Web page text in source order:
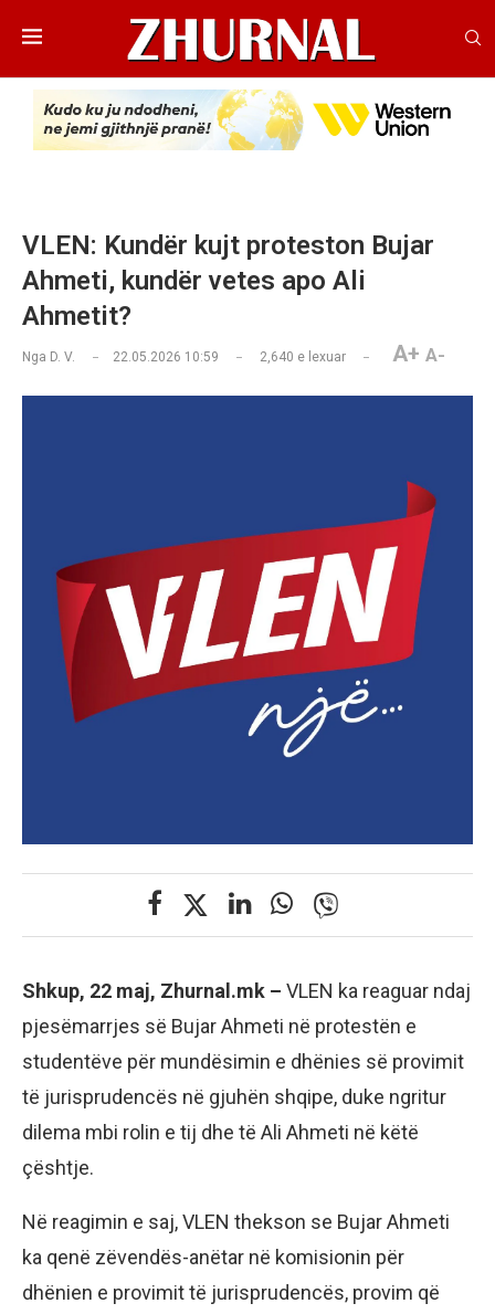
VLEN: Kundër kujt proteston Bujar
Ahmeti, kundër vetes apo Ali
Ahmetit?
Nga D. V. 22.05.2026 10:59 2,640 e lexuar A+ A-
Shkup, 22 maj, Zhurnal.mk – VLEN ka reaguar ndaj
pjesëmarrjes së Bujar Ahmeti në protestën e
studentëve për mundësimin e dhënies së provimit
të jurisprudencës në gjuhën shqipe, duke ngritur
dilema mbi rolin e tij dhe të Ali Ahmeti në këtë
çështje.
Në reagimin e saj, VLEN thekson se Bujar Ahmeti
ka qenë zëvendës-anëtar në komisionin për
dhënien e provimit të jurisprudencës, provim që